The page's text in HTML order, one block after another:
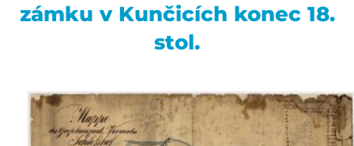
zámku v Kunčicích konec 18.
stol.